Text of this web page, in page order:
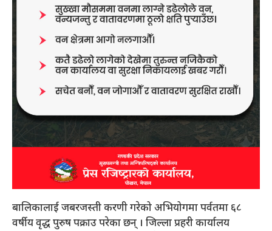
बालिकालाई जबरजस्ती करणी गरेको अभियोगमा पर्वतमा ६८
वर्षीय वृद्ध पुरुष पक्राउ परेका छन् । जिल्ला प्रहरी कार्यालय